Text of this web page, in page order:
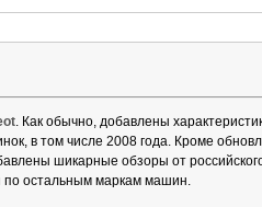
. Как обычно, добавлены
в том числе 2008 года. Кроме
шикарные обзоры от
по остальным маркам машин.